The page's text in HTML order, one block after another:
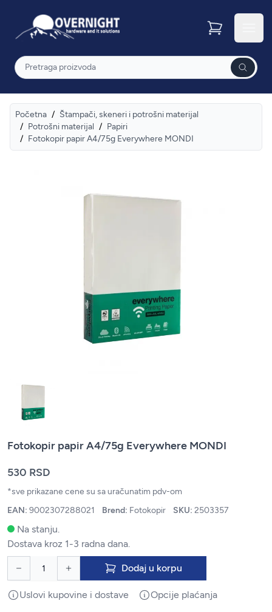
Overnight
Pretraga
Početna / Štampači, skeneri i potrošni materijal
/ Potrošni materijal / Papiri
/ Fotokopir papir A4/75g Everywhere MONDI
Fotokopir papir A4/75g Everywhere MONDI
530 RSD
*sve prikazane cene su sa uračunatim pdv-om
EAN: 9002307288021 Brend: Fotokopir SKU: 2503357
Na stanju.
Dostava kroz 1-3 radna dana.
Dodaj u korpu
Uslovi kupovine i dostave Opcije plaćanja